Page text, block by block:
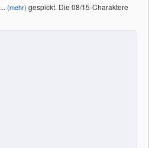
... (mehr) gespickt. Die 08/15-Charaktere